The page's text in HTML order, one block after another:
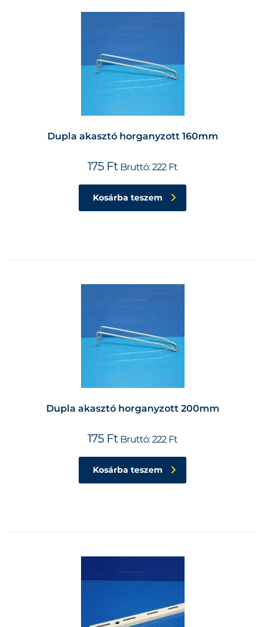
Dupla akasztó horganyzott 160mm
175 Ft Bruttó:222 Ft
Kosárba teszem
Dupla akasztó horganyzott 200mm
175 Ft Bruttó:222 Ft
Kosárba teszem